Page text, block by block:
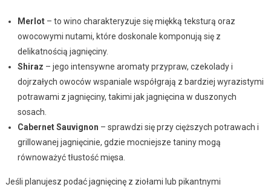
Merlot– to wino charakteryzuje się miękką teksturą oraz
owocowymi nutami, które doskonale komponują się z
delikatnością jagnięciny.
Shiraz – jego intensywne aromaty przypraw, czekolady i
dojrzałych owoców wspaniale współgrają z bardziej wyrazistymi
potrawami z jagnięciny, takimi jak jagnięcina w duszonych
sosach.
Cabernet Sauvignon – sprawdzi się przy cięższych potrawach i
grillowanej jagnięcinie, gdzie mocniejsze taniny mogą
równoważyć tłustość mięsa.
Jeśli planujesz podać jagnięcinę z ziołami lub pikantnymi